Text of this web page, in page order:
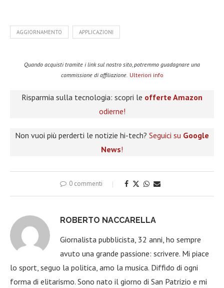
AGGIORNAMENTO APPLICAZIONI
Quando acquisti tramite i link sul nostro sito, potremmo guadagnare una
commissione di affiliazione. Ulteriori info
Risparmia sulla tecnologia: scopri le offerte Amazon
odierne!
Non vuoi più perderti le notizie hi-tech? Seguici su Google
News!
0 commenti
ROBERTO NACCARELLA
Giornalista pubblicista, 32 anni, ho sempre
avuto una grande passione: scrivere. Mi piace
lo sport, seguo la politica, amo la musica. Diffido di ogni
forma di elitarismo. Sono nato il giorno di San Patrizio e mi